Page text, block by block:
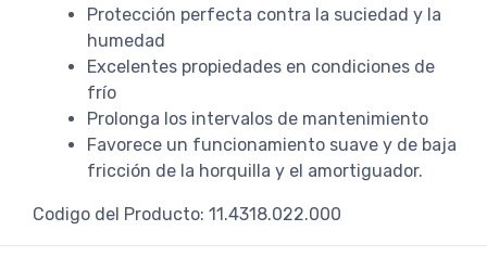
Protección perfecta contra la suciedad y la
humedad
Excelentes propiedades en condiciones de
frío
Prolonga los intervalos de mantenimiento
Favorece un funcionamiento suave y de baja
fricción de la horquilla y el amortiguador.
Codigo del Producto: 11.4318.022.000